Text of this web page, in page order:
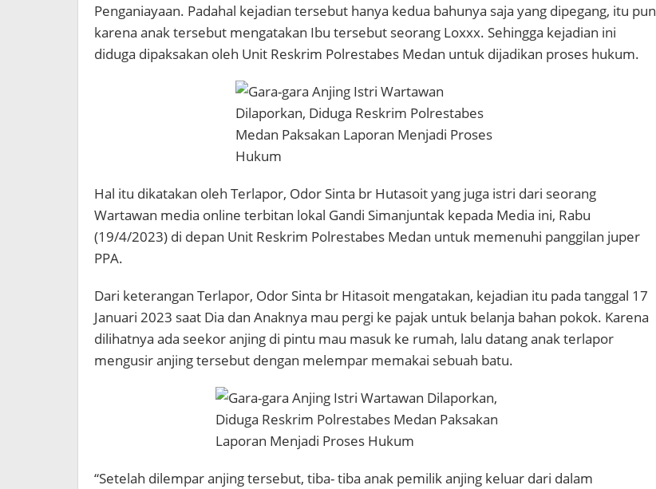
Penganiayaan. Padahal kejadian tersebut hanya kedua bahunya saja yang dipegang, itu pun
karena anak tersebut mengatakan Ibu tersebut seorang Loxxx. Sehingga kejadian ini
diduga dipaksakan oleh Unit Reskrim Polrestabes Medan untuk dijadikan proses hukum.
Hal itu dikatakan oleh Terlapor, Odor Sinta br Hutasoit yang juga istri dari seorang
Wartawan media online terbitan lokal Gandi Simanjuntak kepada Media ini, Rabu
(19/4/2023) di depan Unit Reskrim Polrestabes Medan untuk memenuhi panggilan juper
PPA.
Dari keterangan Terlapor, Odor Sinta br Hitasoit mengatakan, kejadian itu pada tanggal 17
Januari 2023 saat Dia dan Anaknya mau pergi ke pajak untuk belanja bahan pokok. Karena
dilihatnya ada seekor anjing di pintu mau masuk ke rumah, lalu datang anak terlapor
mengusir anjing tersebut dengan melempar memakai sebuah batu.
“Setelah dilempar anjing tersebut, tiba- tiba anak pemilik anjing keluar dari dalam